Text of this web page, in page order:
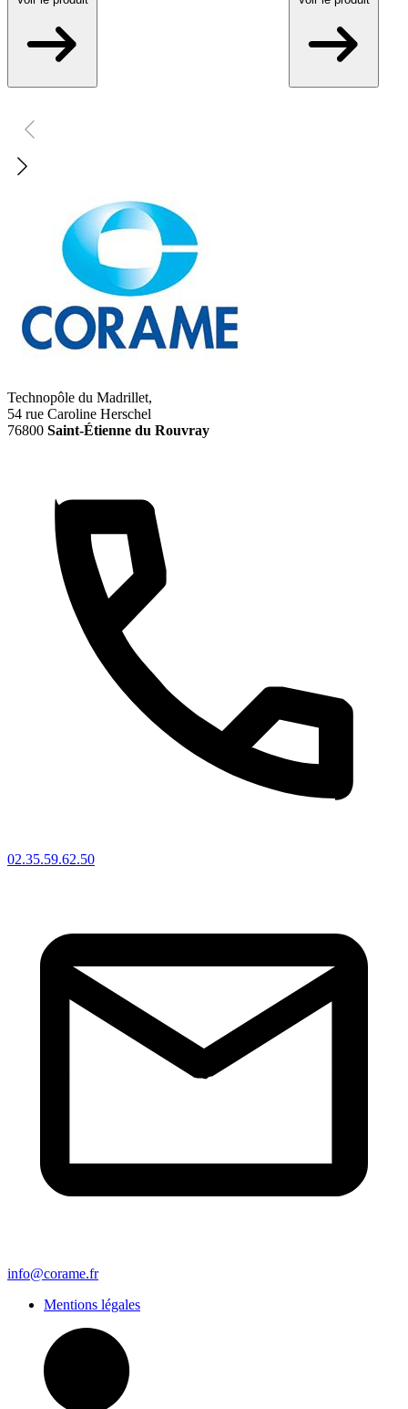
Technopôle du Madrillet,
54 rue Caroline Herschel
76800 Saint-Étienne du Rouvray
02.35.59.62.50
info@corame.fr
Mentions légales